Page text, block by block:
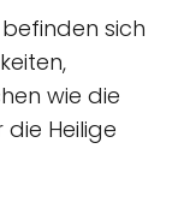
sich
wie die
Heilige